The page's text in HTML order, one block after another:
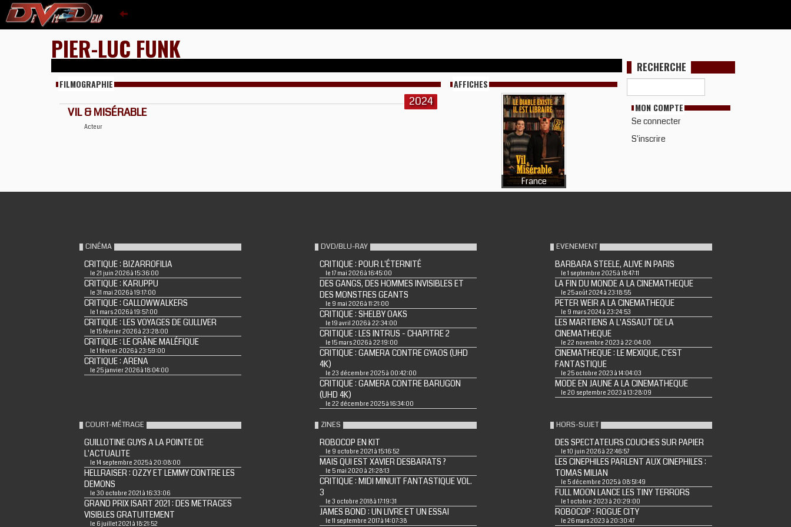
PIER-LUC FUNK
FILMOGRAPHIE
2024
VIL & MISÉRABLE
Acteur
AFFICHES
France
RECHERCHE
MON COMPTE
Se connecter
S'inscrire
CINÉMA
CRITIQUE : BIZARROFILIA
le 21 juin 2026 à 15:36:00
CRITIQUE : KARUPPU
le 31 mai 2026 à 19:17:00
CRITIQUE : GALLOWWALKERS
le 1 mars 2026 à 19:57:00
CRITIQUE : LES VOYAGES DE GULLIVER
le 15 février 2026 à 23:28:00
CRITIQUE : LE CRÂNE MALÉFIQUE
le 1 février 2026 à 23:59:00
CRITIQUE : ARENA
le 25 janvier 2026 à 18:04:00
DVD/BLU-RAY
CRITIQUE : POUR L'ÉTERNITÉ
le 17 mai 2026 à 16:45:00
DES GANGS, DES HOMMES INVISIBLES ET
DES MONSTRES GEANTS
le 9 mai 2026 à 11:21:00
CRITIQUE : SHELBY OAKS
le 19 avril 2026 à 22:34:00
CRITIQUE : LES INTRUS - CHAPITRE 2
le 15 mars 2026 à 22:19:00
CRITIQUE : GAMERA CONTRE GYAOS (UHD
4K)
le 23 décembre 2025 à 00:42:00
CRITIQUE : GAMERA CONTRE BARUGON
(UHD 4K)
le 22 décembre 2025 à 16:34:00
EVENEMENT
BARBARA STEELE, ALIVE IN PARIS
le 1 septembre 2025 à 18:47:11
LA FIN DU MONDE A LA CINEMATHEQUE
le 25 août 2024 à 23:18:55
PETER WEIR A LA CINEMATHEQUE
le 9 mars 2024 à 23:24:53
LES MARTIENS A L'ASSAUT DE LA
CINEMATHEQUE
le 22 novembre 2023 à 22:04:00
CINEMATHEQUE : LE MEXIQUE, C'EST
FANTASTIQUE
le 25 octobre 2023 à 14:04:03
MODE EN JAUNE A LA CINEMATHEQUE
le 20 septembre 2023 à 13:28:09
COURT-MÉTRAGE
GUILLOTINE GUYS A LA POINTE DE
L'ACTUALITE
le 14 septembre 2025 à 20:08:00
HELLRAISER : OZZY ET LEMMY CONTRE LES
DEMONS
le 30 octobre 2021 à 16:33:06
GRAND PRIX ISART 2021 : DES METRAGES
VISIBLES GRATUITEMENT
le 6 juillet 2021 à 18:21:52
ZINES
ROBOCOP EN KIT
le 9 octobre 2021 à 15:16:52
MAIS QUI EST XAVIER DESBARATS ?
le 5 mai 2020 à 21:28:13
CRITIQUE : MIDI MINUIT FANTASTIQUE VOL.
3
le 3 octobre 2018 à 17:19:31
JAMES BOND : UN LIVRE ET UN ESSAI
le 11 septembre 2017 à 14:07:38
HORS-SUJET
DES SPECTATEURS COUCHES SUR PAPIER
le 10 juin 2026 à 22:46:57
LES CINEPHILES PARLENT AUX CINEPHILES :
TOMAS MILIAN
le 5 décembre 2025 à 08:51:49
FULL MOON LANCE LES TINY TERRORS
le 1 octobre 2023 à 20:29:00
ROBOCOP : ROGUE CITY
le 26 mars 2023 à 20:30:47